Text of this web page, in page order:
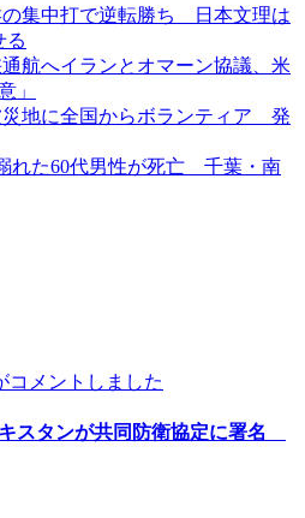
の集中打で逆転勝ち 日本文理は
る
航へイランとオマーン協議、米
」
災地に全国からボランティア 発
れた60代男性が死亡 千葉・南
コメントしました
スタンが共同防衛協定に署名